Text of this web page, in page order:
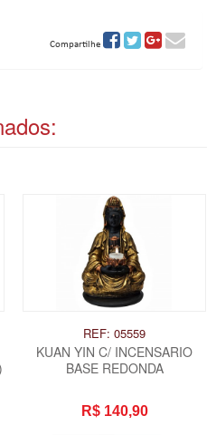
Compartilhe
REF: 05559
KUAN YIN C/ INCENSARIO
BASE REDONDA
R$ 140,90